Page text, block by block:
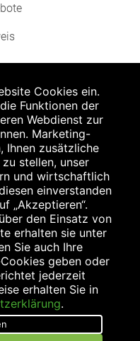
der Vorrat reicht. Für Druck-
Packungsbeilage und fragen
Apothekenerstattungspreis
der Hersteller. Der
Preis für rezeptfreie
Apotheken verbindlichen
Fällen (z.B. bei Kindern
Krankenversicherung
im Falle einer
vor Abzug eines
1 SGB V.
(UVP).
Cookies ein.
Funktionen der
Webdienst zur
Marketing-
Ihnen zusätzliche
stellen, unser
und wirtschaftlich
einverstanden
„Akzeptieren“.
den Einsatz von
erhalten sie unter
Sie auch Ihre
geben oder
jederzeit
erhalten Sie in
.